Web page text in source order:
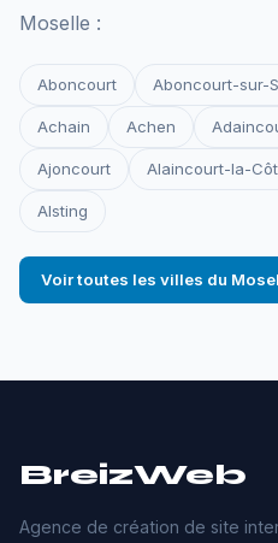
Moselle :
Aboncourt Aboncourt-sur-
Achain Achen
Ajoncourt Alaincourt-la-
Alsting
Voir toutes les villes du
BreizWeb
Agence de création de site